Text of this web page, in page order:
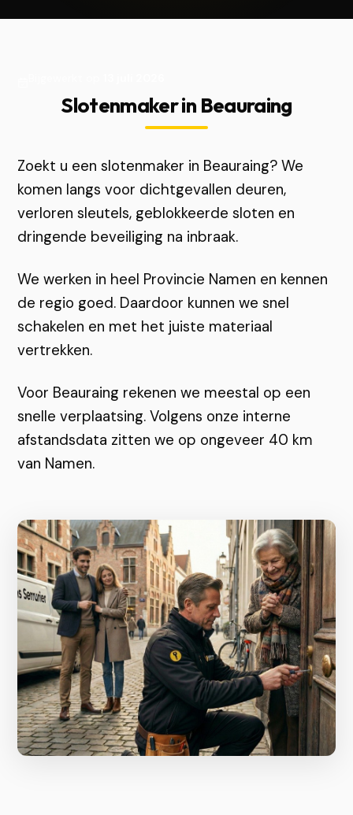
Slotenmaker in Beauraing
Zoekt u een slotenmaker in Beauraing? We
komen langs voor dichtgevallen deuren,
verloren sleutels, geblokkeerde sloten en
dringende beveiliging na inbraak.
We werken in heel Provincie Namen en kennen
de regio goed. Daardoor kunnen we snel
schakelen en met het juiste materiaal
vertrekken.
Voor Beauraing rekenen we meestal op een
snelle verplaatsing. Volgens onze interne
afstandsdata zitten we op ongeveer 40 km
van Namen.